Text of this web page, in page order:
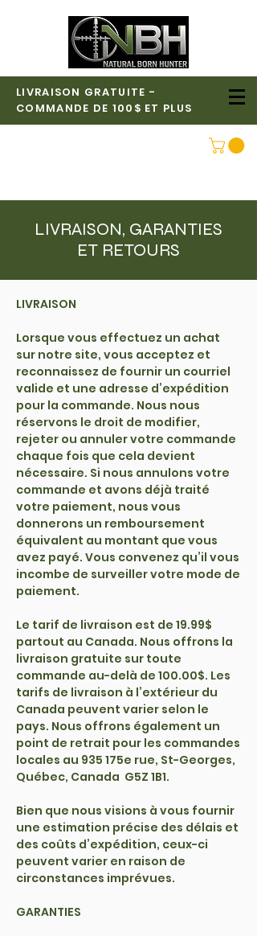
LIVRAISON GRATUITE -
COMMANDE DE 100$ ET PLUS
LIVRAISON, GARANTIES
ET RETOURS
LIVRAISON
Lorsque vous effectuez un achat
sur notre site, vous acceptez et
reconnaissez de fournir un courriel
valide et une adresse d’expédition
pour la commande. Nous nous
réservons le droit de modifier,
rejeter ou annuler votre commande
chaque fois que cela devient
nécessaire. Si nous annulons votre
commande et avons déjà traité
votre paiement, nous vous
donnerons un remboursement
équivalent au montant que vous
avez payé. Vous convenez qu’il vous
incombe de surveiller votre mode de
paiement.
Le tarif de livraison est de 19.99$
partout au Canada. Nous offrons la
livraison gratuite sur toute
commande au-delà de 100.00$. Les
tarifs de livraison à l’extérieur du
Canada peuvent varier selon le
pays. Nous offrons également un
point de retrait pour les commandes
locales au 935 175e rue, St-Georges,
Québec, Canada G5Z 1B1.
Bien que nous visions à vous fournir
une estimation précise des délais et
des coûts d’expédition, ceux-ci
peuvent varier en raison de
circonstances imprévues.
GARANTIES